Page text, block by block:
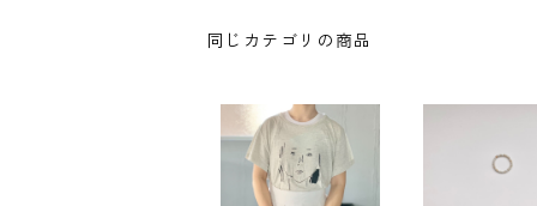
同じカテゴリの商品